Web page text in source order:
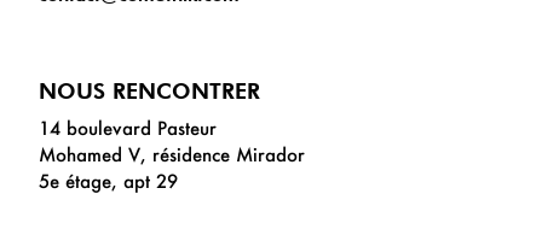
NOUS RENCONTRER
14 boulevard Pasteur
Mohamed V, résidence Mirador
5e étage, apt 29